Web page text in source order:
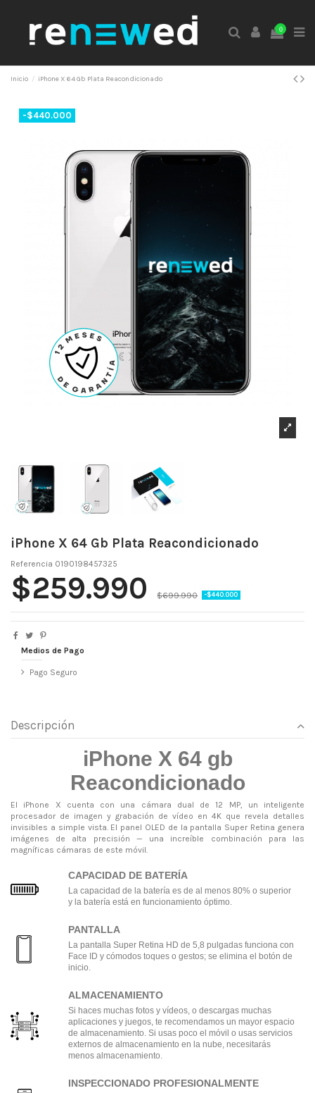
0
Inicio iPhone X 64 Gb Plata Reacondicionado
-$440.000
iPhone X 64 Gb Plata Reacondicionado
Referencia 0190198457325
$259.990 $699.990 -$440.000
Medios de Pago
Pago Seguro
Descripción
iPhone X 64 gb
Reacondicionado
El iPhone X cuenta con una cámara dual de 12 MP, un inteligente
procesador de imagen y grabación de vídeo en 4K que revela detalles
invisibles a simple vista. El panel OLED de la pantalla Super Retina genera
imágenes de alta precisión — una increíble combinación para las
magníficas cámaras de este móvil.
CAPACIDAD DE BATERÍA
La capacidad de la batería es de al menos 80% o superior
y la batería está en funcionamiento óptimo.
PANTALLA
La pantalla Super Retina HD de 5,8 pulgadas funciona con
Face ID y cómodos toques o gestos; se elimina el botón de
inicio.
ALMACENAMIENTO
Si haces muchas fotos y vídeos, o descargas muchas
aplicaciones y juegos, te recomendamos un mayor espacio
de almacenamiento. Si usas poco el móvil o usas servicios
externos de almacenamiento en la nube, necesitarás
menos almacenamiento.
INSPECCIONADO PROFESIONALMENTE